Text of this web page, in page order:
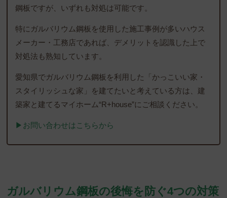
鋼板ですが、いずれも対処は可能です。
特にガルバリウム鋼板を使用した施工事例が多いハウス
メーカー・工務店であれば、デメリットを認識した上で
対処法も熟知しています。
愛知県でガルバリウム鋼板を利用した「かっこいい家・
スタイリッシュな家」を建てたいと考えている方は、建
築家と建てるマイホーム“R+house”にご相談ください。
▶︎お問い合わせはこちらから
ガルバリウム鋼板の後悔を防ぐ4つの対策